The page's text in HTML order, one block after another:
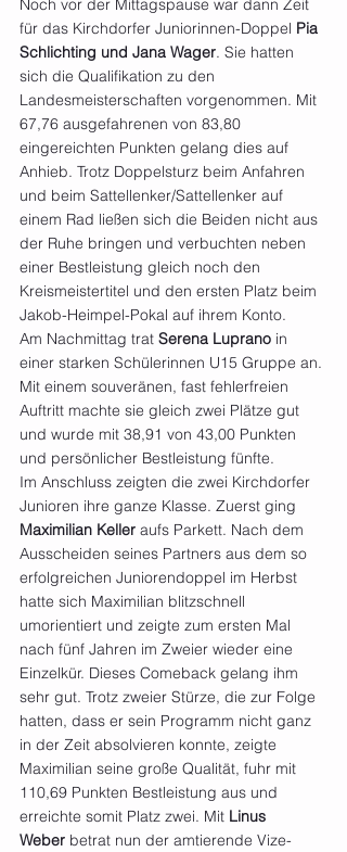
Noch vor der Mittagspause war dann Zeit
für das Kirchdorfer Juniorinnen-Doppel Pia
Schlichting und Jana Wager. Sie hatten
sich die Qualifikation zu den
Landesmeisterschaften vorgenommen. Mit
67,76 ausgefahrenen von 83,80
eingereichten Punkten gelang dies auf
Anhieb. Trotz Doppelsturz beim Anfahren
und beim Sattellenker/Sattellenker auf
einem Rad ließen sich die Beiden nicht aus
der Ruhe bringen und verbuchten neben
einer Bestleistung gleich noch den
Kreismeistertitel und den ersten Platz beim
Jakob-Heimpel-Pokal auf ihrem Konto.
Am Nachmittag trat Serena Luprano in
einer starken Schülerinnen U15 Gruppe an.
Mit einem souveränen, fast fehlerfreien
Auftritt machte sie gleich zwei Plätze gut
und wurde mit 38,91 von 43,00 Punkten
und persönlicher Bestleistung fünfte.
Im Anschluss zeigten die zwei Kirchdorfer
Junioren ihre ganze Klasse. Zuerst ging
Maximilian Keller aufs Parkett. Nach dem
Ausscheiden seines Partners aus dem so
erfolgreichen Juniorendoppel im Herbst
hatte sich Maximilian blitzschnell
umorientiert und zeigte zum ersten Mal
nach fünf Jahren im Zweier wieder eine
Einzelkür. Dieses Comeback gelang ihm
sehr gut. Trotz zweier Stürze, die zur Folge
hatten, dass er sein Programm nicht ganz
in der Zeit absolvieren konnte, zeigte
Maximilian seine große Qualität, fuhr mit
110,69 Punkten Bestleistung aus und
erreichte somit Platz zwei. Mit Linus
Weber betrat nun der amtierende Vize-